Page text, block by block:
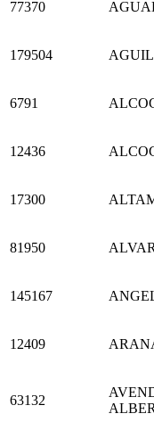
77370
179504
6791
12436
17300
81950
145167
12409
63132